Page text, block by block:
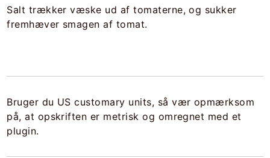
Salt trækker væske ud af tomaterne, og sukker
fremhæver smagen af tomat.
Bruger du US customary units, så vær opmærksom
på, at opskriften er metrisk og omregnet med et
plugin.